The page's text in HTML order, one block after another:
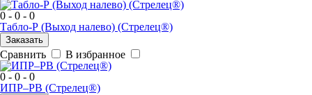
0 - 0 - 0
Табло-Р (Выход налево) (Стрелец®)
Заказать
Сравнить
В избранное
0 - 0 - 0
ИПР–РВ (Стрелец®)